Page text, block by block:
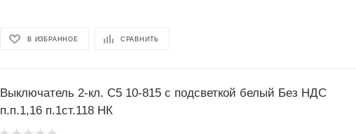
В ИЗБРАННОЕ СРАВНИТЬ
Выключатель 2-кл. С5 10-815 с подсветкой белый Без НДС
п.п.1,16 п.1ст.118 НК